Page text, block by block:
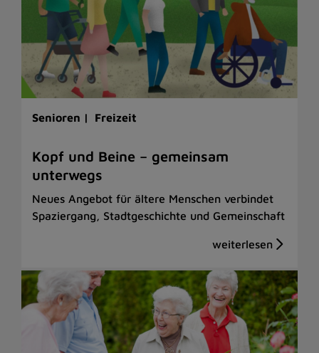
Senioren | Freizeit
Kopf und Beine – gemeinsam
unterwegs
Neues Angebot für ältere Menschen verbindet
Spaziergang, Stadtgeschichte und Gemeinschaft